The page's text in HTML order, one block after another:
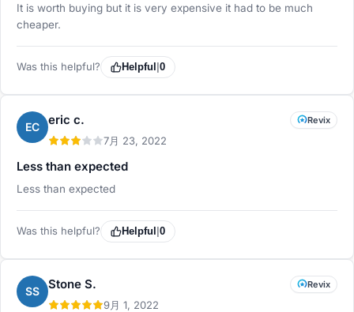
It is worth buying but it is very expensive it had to be much
cheaper.
Was this helpful? Helpful 0
EC eric c.
7月 23, 2022
Revix
Less than expected
Less than expected
Was this helpful? Helpful 0
SS Stone S.
9月 1, 2022
Revix